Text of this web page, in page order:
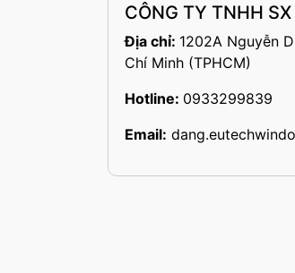
CÔNG TY TNHH
Địa chỉ: 1202A Nguyễn
Chí Minh (TPHCM)
Hotline: 0933299839
Email: